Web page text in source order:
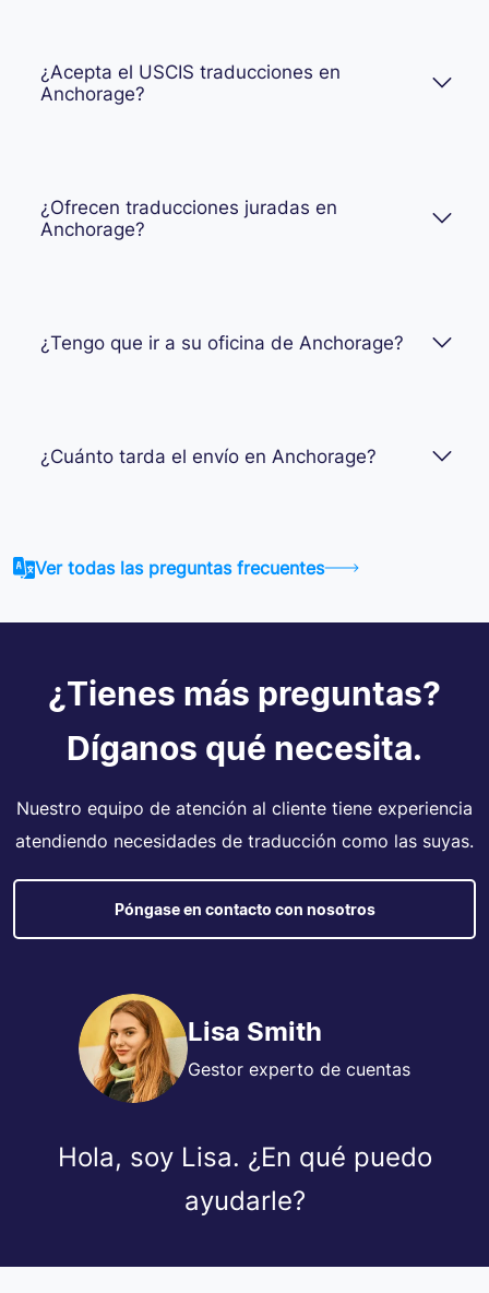
¿Acepta el USCIS traducciones en
Anchorage?
¿Ofrecen traducciones juradas en
Anchorage?
¿Tengo que ir a su oficina de Anchorage?
¿Cuánto tarda el envío en Anchorage?
Ver todas las preguntas frecuentes
¿Tienes más preguntas?
Díganos qué necesita.
Nuestro equipo de atención al cliente tiene experiencia
atendiendo necesidades de traducción como las suyas.
Póngase en contacto con nosotros
Lisa Smith
Gestor experto de cuentas
Hola, soy Lisa. ¿En qué puedo
ayudarle?